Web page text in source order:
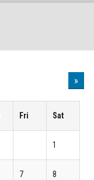
»
Fri Sat
1
7 8